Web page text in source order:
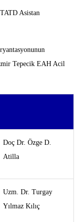
Asistan
Tepecik EAH Acil
Doç Dr. Özge D.
Atilla
Uzm. Dr. Turgay
Yılmaz Kılıç